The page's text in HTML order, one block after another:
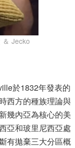
＆ Jecko
於1832年發表的
西方的種族理論與
幾內亞為核心的美
亞和玻里尼西亞處
有拋棄三大分區概